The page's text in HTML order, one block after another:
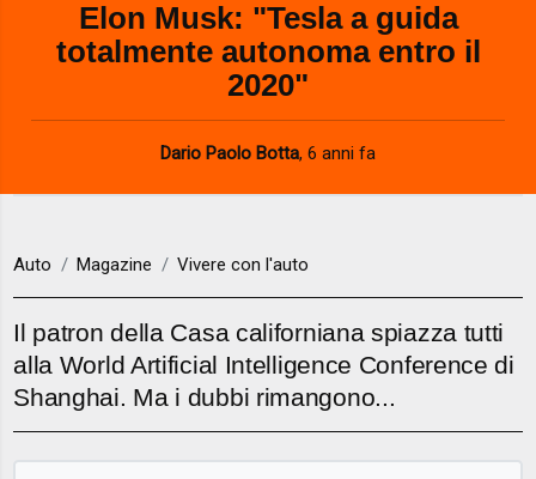
Elon Musk: "Tesla a guida
totalmente autonoma entro il
2020"
Dario Paolo Botta, 6 anni fa
Auto Magazine Vivere con l'auto
Il patron della Casa californiana spiazza tutti
alla World Artificial Intelligence Conference di
Shanghai. Ma i dubbi rimangono...